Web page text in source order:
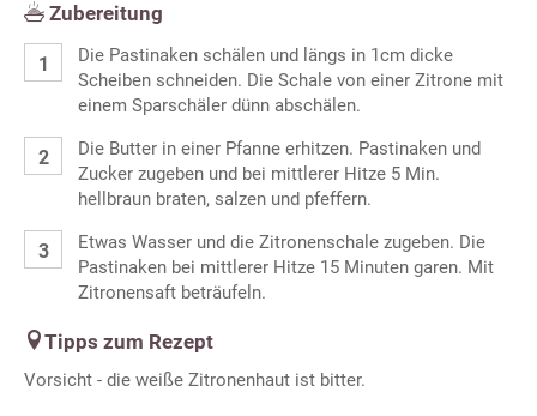
Zubereitung
Die Pastinaken schälen und längs in 1cm dicke
Scheiben schneiden. Die Schale von einer Zitrone mit
einem Sparschäler dünn abschälen.
Die Butter in einer Pfanne erhitzen. Pastinaken und
Zucker zugeben und bei mittlerer Hitze 5 Min.
hellbraun braten, salzen und pfeffern.
Etwas Wasser und die Zitronenschale zugeben. Die
Pastinaken bei mittlerer Hitze 15 Minuten garen. Mit
Zitronensaft beträufeln.
Tipps zum Rezept
Vorsicht - die weiße Zitronenhaut ist bitter.